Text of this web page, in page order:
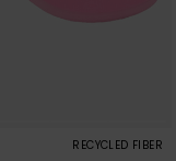
RECYCLED FIBER